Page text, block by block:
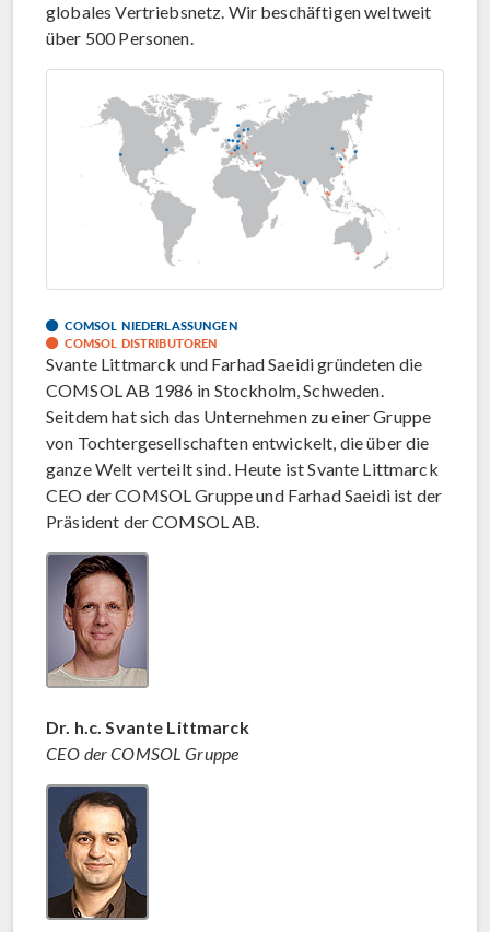
globales Vertriebsnetz. Wir beschäftigen weltweit
über 500 Personen.
COMSOL NIEDERLASSUNGEN
COMSOL DISTRIBUTOREN
Svante Littmarck und Farhad Saeidi gründeten die
COMSOL AB 1986 in Stockholm, Schweden.
Seitdem hat sich das Unternehmen zu einer Gruppe
von Tochtergesellschaften entwickelt, die über die
ganze Welt verteilt sind. Heute ist Svante Littmarck
CEO der COMSOL Gruppe und Farhad Saeidi ist der
Präsident der COMSOL AB.
Dr. h.c. Svante Littmarck
CEO der COMSOL Gruppe